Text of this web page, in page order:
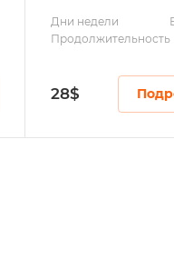
Дни недели
Продолжительность
28$